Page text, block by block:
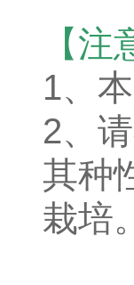
【注
1、
2、
其种
栽培。